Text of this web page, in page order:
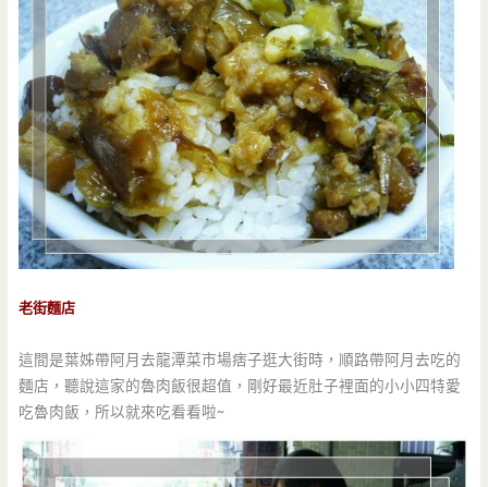
老街麵店
這間是葉姊帶阿月去龍潭菜市場痞子逛大街時，順路帶阿月去吃的
麵店，聽說這家的魯肉飯很超值，剛好最近肚子裡面的小小四特愛
吃魯肉飯，所以就來吃看看啦~